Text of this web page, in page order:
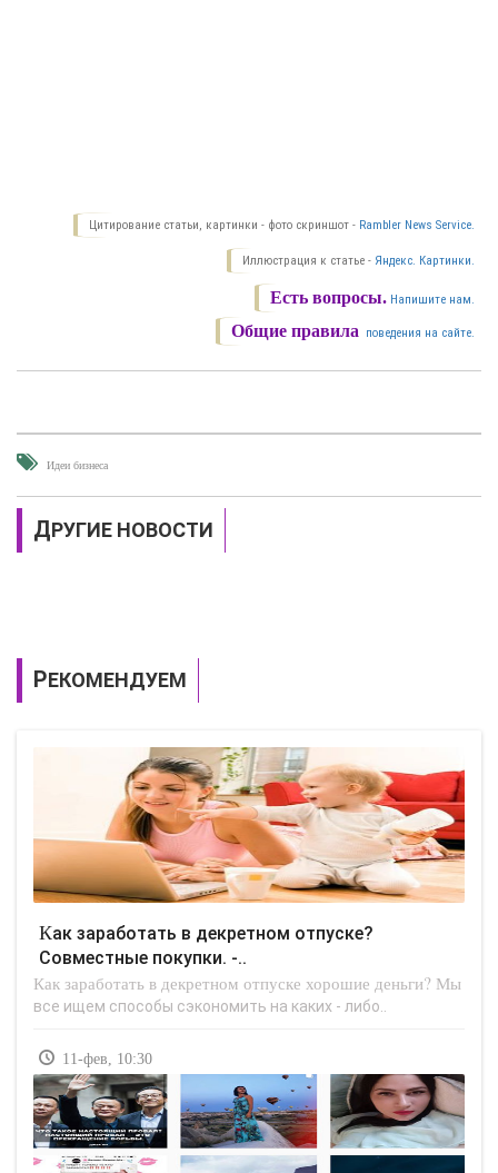
Цитирование статьи, картинки - фото скриншот - Rambler News Service.
Иллюстрация к статье - Яндекс. Картинки.
Есть вопросы. Напишите нам.
Общие правила поведения на сайте.
Идеи бизнеса
ДРУГИЕ НОВОСТИ
РЕКОМЕНДУЕМ
Как заработать в декретном отпуске?
Совместные покупки. -..
Как заработать в декретном отпуске хорошие деньги? Мы
все ищем способы сэкономить на каких - либо..
11-фев, 10:30